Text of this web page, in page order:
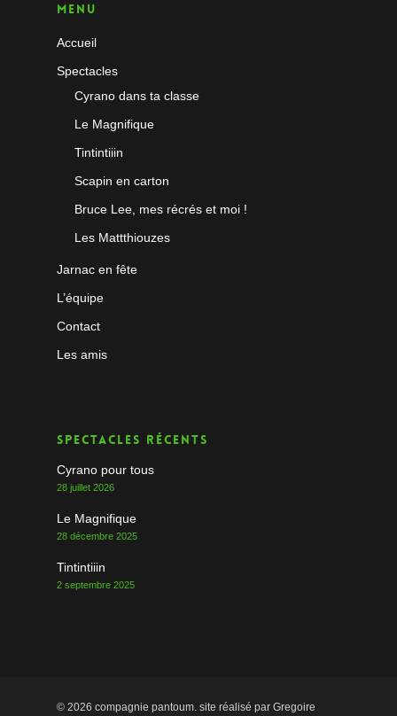
Menu
Accueil
Spectacles
Cyrano dans ta classe
Le Magnifique
Tintintiiin
Scapin en carton
Bruce Lee, mes récrés et moi !
Les Mattthiouzes
Jarnac en fête
L’équipe
Contact
Les amis
Spectacles récents
Cyrano pour tous
28 juillet 2026
Le Magnifique
28 décembre 2025
Tintintiiin
2 septembre 2025
© 2026 compagnie pantoum. site réalisé par Gregoire